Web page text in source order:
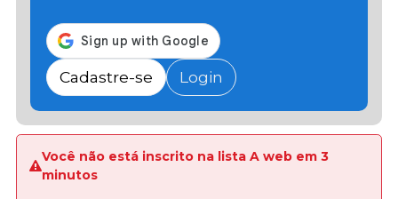
Cadastre-se Login
Você não está inscrito na lista A web em 3
minutos